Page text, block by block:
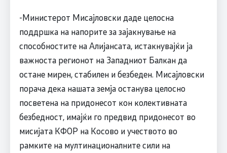
-Министерот Мисајловски даде целосна
поддршка на напорите за зајакнување на
способностите на Алијансата, истакнувајќи ја
важноста регионот на Западниот Балкан да
остане мирен, стабилен и безбеден. Мисајловски
порача дека нашата земја останува целосно
посветена на придонесот кон колективната
безбедност, имајќи го предвид придонесот во
мисијата КФОР на Косово и учеството во
рамките на мултинационалните сили на